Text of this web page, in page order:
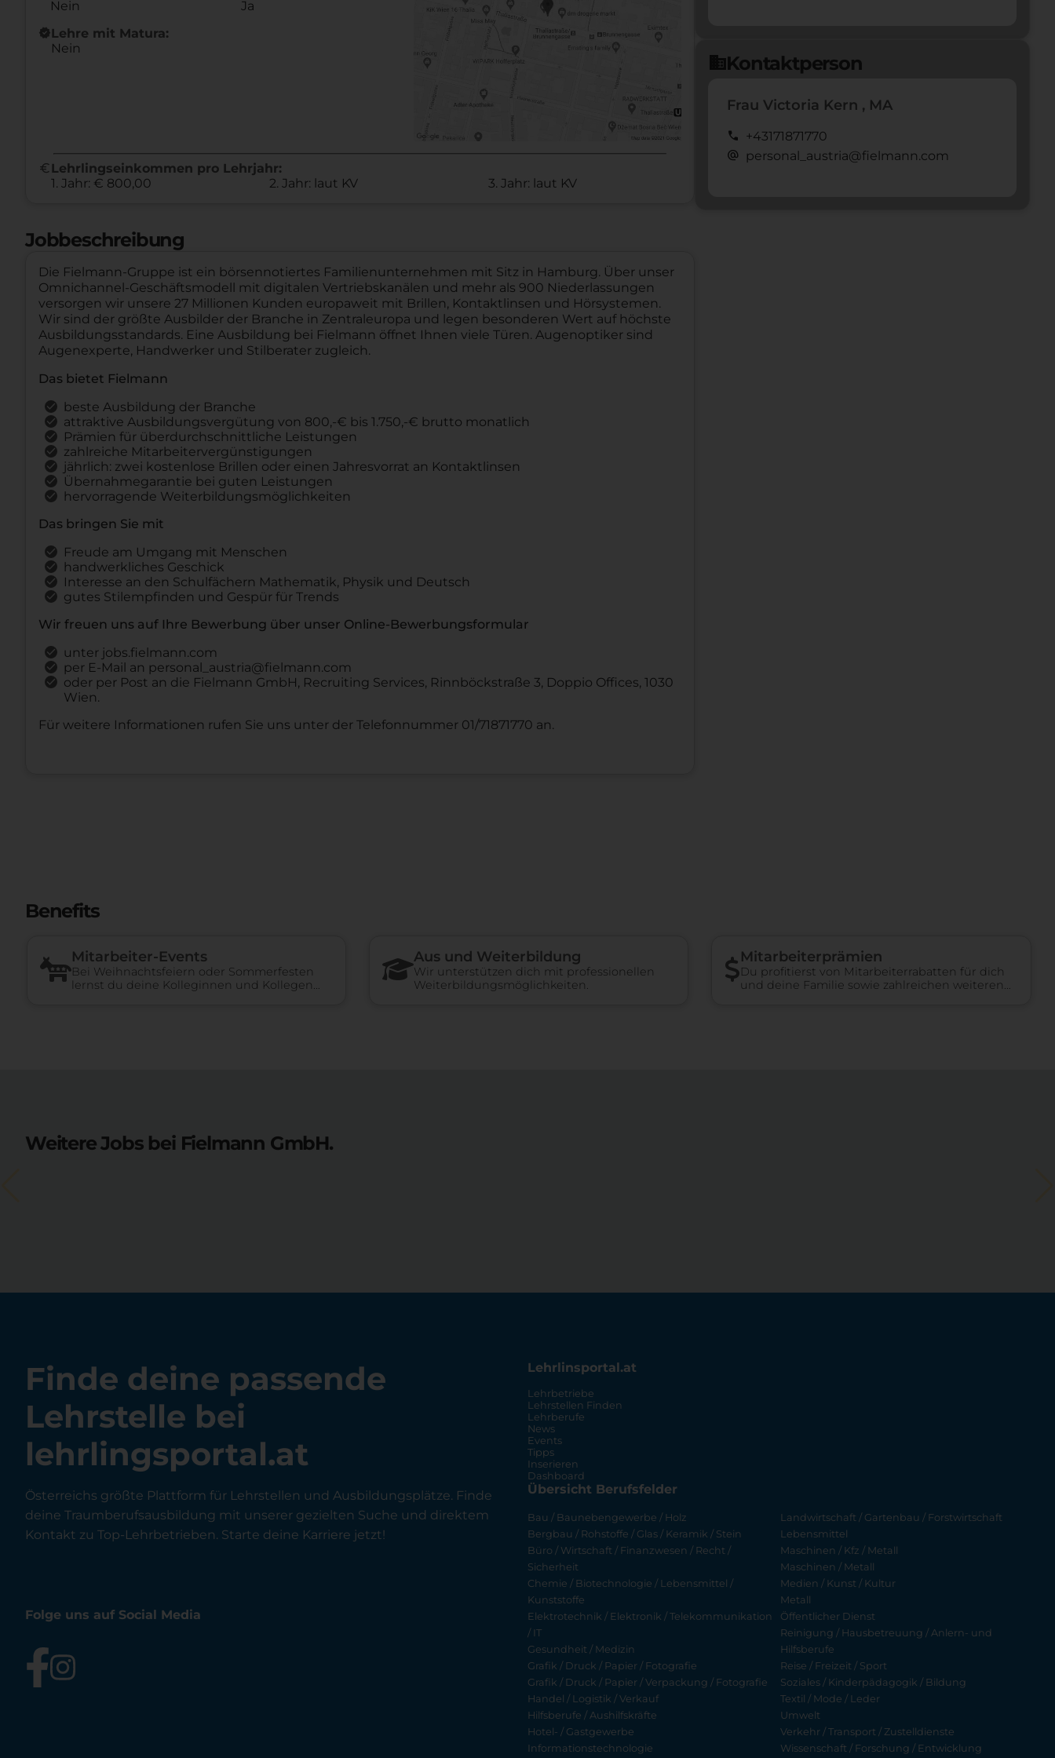
Nein
Ja
new_releasesLehre mit Matura:
Nein
euro Lehrlingseinkommen pro Lehrjahr:
1. Jahr: € 800,00
2. Jahr: laut KV 3. Jahr: laut KV
Jobbeschreibung
Die Fielmann-Gruppe ist ein börsennotiertes Familienunternehmen mit Sitz in Hamburg. Über unser
Omnichannel-Geschäftsmodell mit digitalen Vertriebskanälen und mehr als 900 Niederlassungen
versorgen wir unsere 27 Millionen Kunden europaweit mit Brillen, Kontaktlinsen und Hörsystemen.
Wir sind der größte Ausbilder der Branche in Zentraleuropa und legen besonderen Wert auf höchste
Ausbildungsstandards. Eine Ausbildung bei Fielmann öffnet Ihnen viele Türen. Augenoptiker sind
Augenexperte, Handwerker und Stilberater zugleich.
Das bietet Fielmann
beste Ausbildung der Branche
attraktive Ausbildungsvergütung von 800,-€ bis 1.750,-€ brutto monatlich
Prämien für überdurchschnittliche Leistungen
zahlreiche Mitarbeitervergünstigungen
jährlich: zwei kostenlose Brillen oder einen Jahresvorrat an Kontaktlinsen
Übernahmegarantie bei guten Leistungen
hervorragende Weiterbildungsmöglichkeiten
Das bringen Sie mit
Freude am Umgang mit Menschen
handwerkliches Geschick
Interesse an den Schulfächern Mathematik, Physik und Deutsch
gutes Stilempfinden und Gespür für Trends
Wir freuen uns auf Ihre Bewerbung über unser Online-Bewerbungsformular
unter jobs.fielmann.com
per E-Mail an personal_austria@fielmann.com
oder per Post an die Fielmann GmbH, Recruiting Services, Rinnböckstraße 3, Doppio Offices, 1030
Wien.
Für weitere Informationen rufen Sie uns unter der Telefonnummer 01/71871770 an.
domainKontaktperson
Frau Victoria Kern , MA
call +43171871770
alternate_email personal_austria@fielmann.com
Benefits
Mitarbeiter-Events
Bei Weihnachtsfeiern oder Sommerfesten
lernst du deine Kolleginnen und Kollegen
Aus und Weiterbildung
Wir unterstützen dich mit professionellen
Weiterbildungsmöglichkeiten.
Mitarbeiterprämien
Du profitierst von Mitarbeiterrabatten für dich
und deine Familie sowie zahlreichen weiteren
Weitere Jobs bei Fielmann GmbH.
Finde deine passende
Lehrstelle bei
lehrlingsportal.at
Österreichs größte Plattform für Lehrstellen und Ausbildungsplätze. Finde
deine Traumberufsausbildung mit unserer gezielten Suche und direktem
Kontakt zu Top-Lehrbetrieben. Starte deine Karriere jetzt!
Folge uns auf Social Media
Lehrlinsportal.at
Lehrbetriebe
Lehrstellen Finden
Lehrberufe
News
Events
Tipps
Inserieren
Dashboard
Übersicht Berufsfelder
Bau / Baunebengewerbe / Holz
Bergbau / Rohstoffe / Glas / Keramik / Stein
Büro / Wirtschaft / Finanzwesen / Recht /
Sicherheit
Chemie / Biotechnologie / Lebensmittel /
Kunststoffe
Elektrotechnik / Elektronik / Telekommunikation
/ IT
Gesundheit / Medizin
Grafik / Druck / Papier / Fotografie
Grafik / Druck / Papier / Verpackung / Fotografie
Handel / Logistik / Verkauf
Hilfsberufe / Aushilfskräfte
Hotel- / Gastgewerbe
Informationstechnologie
Landwirtschaft / Gartenbau / Forstwirtschaft
Lebensmittel
Maschinen / Kfz / Metall
Maschinen / Metall
Medien / Kunst / Kultur
Metall
Öffentlicher Dienst
Reinigung / Hausbetreuung / Anlern- und
Hilfsberufe
Reise / Freizeit / Sport
Soziales / Kinderpädagogik / Bildung
Textil / Mode / Leder
Umwelt
Verkehr / Transport / Zustelldienste
Wissenschaft / Forschung / Entwicklung